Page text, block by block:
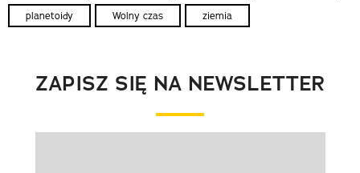
planetoidy Wolny czas ziemia
ZAPISZ SIĘ NA NEWSLETTER